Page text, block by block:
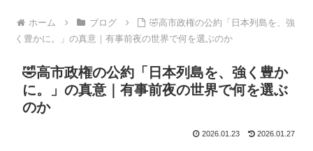
ホーム ブログ
🤣高市政権の公約「日本列島を、強
く豊かに。」の真意｜有事前夜の世界で何を選ぶのか
🤣高市政権の公約「日本列島を、強く豊か
に。」の真意｜有事前夜の世界で何を選ぶ
のか
2026.01.23 2026.01.27